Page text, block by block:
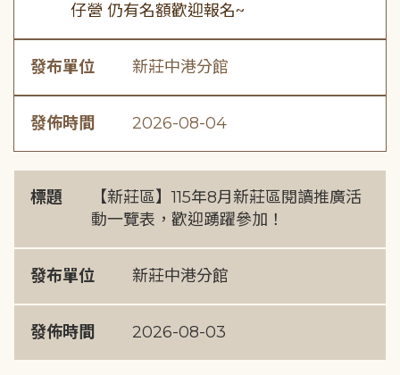
仔營 仍有名額歡迎報名~
發布單位 新莊中港分館
發佈時間 2026-08-04
標題
【新莊區】115年8月新莊區閱讀推廣活
動一覽表，歡迎踴躍參加！
發布單位 新莊中港分館
發佈時間 2026-08-03